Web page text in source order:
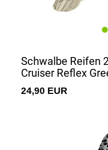
Schwalbe Reifen
Cruiser Reflex
24,90 EUR